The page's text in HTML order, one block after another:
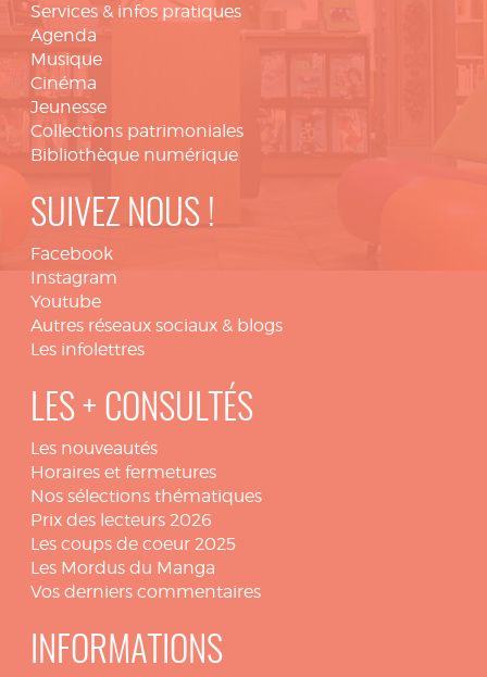
Services & infos pratiques
Agenda
Musique
Cinéma
Jeunesse
Collections patrimoniales
Bibliothèque numérique
SUIVEZ NOUS !
Facebook
Instagram
Youtube
Autres réseaux sociaux & blogs
Les infolettres
LES + CONSULTÉS
Les nouveautés
Horaires et fermetures
Nos sélections thématiques
Prix des lecteurs 2026
Les coups de coeur 2025
Les Mordus du Manga
Vos derniers commentaires
INFORMATIONS